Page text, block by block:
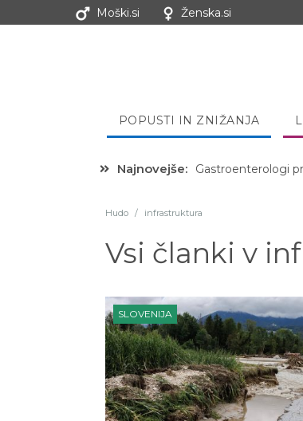
Moški.si Ženska.si
POPUSTI IN ZNIŽANJA
Najnovejše: Hibernacijska
Hudo / infrastruktura
Vsi članki v
SLOVENIJA